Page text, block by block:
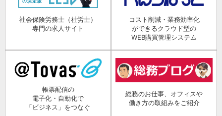
社会保険労務士（社労士）
専門の求人サイト
コスト削減・業務効率化
ができるクラウド型の
WEB購買管理システム
帳票配信の
電子化・自動化で
「ビジネス」をつなぐ
総務のお仕事、オフィスや
働き方の取組みをご紹介